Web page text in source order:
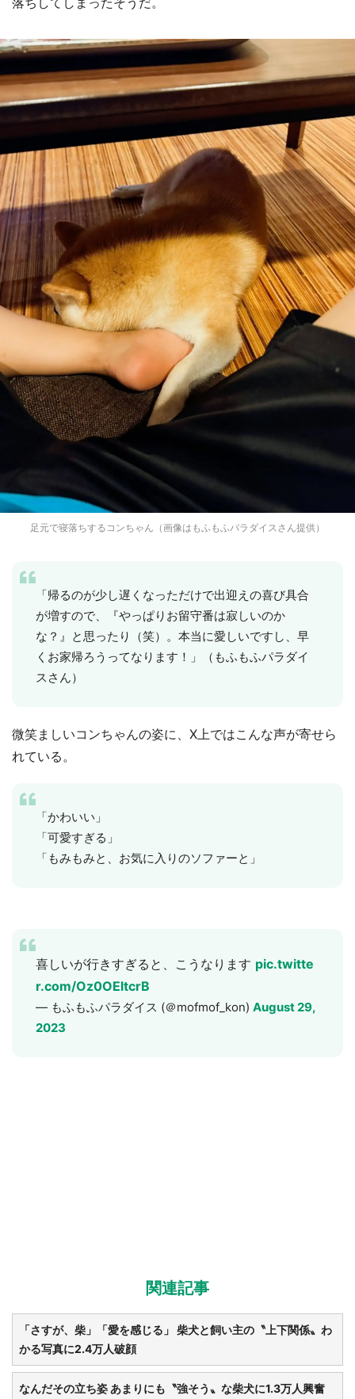
足元で寝落ちするコンちゃん（画像はもふもふパラダイスさん提供）
「帰るのが少し遅くなっただけで出迎えの喜び具合
が増すので、『やっぱりお留守番は寂しいのか
な？』と思ったり（笑）。本当に愛しいですし、早
くお家帰ろうってなります！」（もふもふパラダイ
スさん）
微笑ましいコンちゃんの姿に、X上ではこんな声が寄せら
れている。
「かわいい」
「可愛すぎる」
「もみもみと、お気に入りのソファーと」
喜しいが行きすぎると、こうなります pic.twitte
r.com/Oz0OEltcrB
— もふもふパラダイス (＠mofmof_kon) August 29,
2023
関連記事
「さすが、柴」「愛を感じる」 柴犬と飼い主の〝上下関係〟わ
かる写真に2.4万人破顔
なんだその立ち姿 あまりにも〝強そう〟な柴犬に1.3万人興奮